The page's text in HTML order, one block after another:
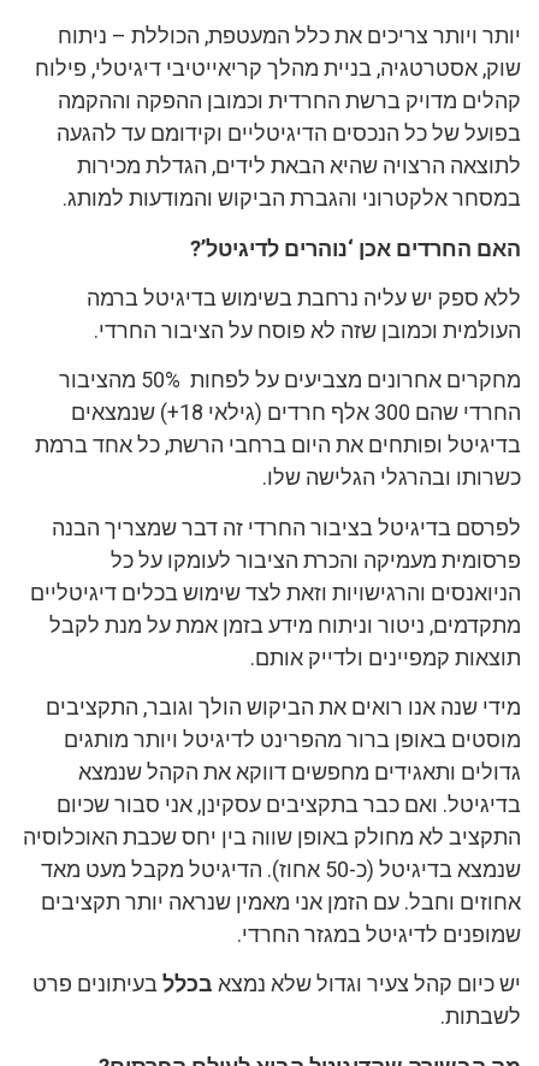
יותר ויותר צריכים את כלל המעטפת, הכוללת – ניתוח
שוק, אסטרטגיה, בניית מהלך קריאייטיבי דיגיטלי, פילוח
קהלים מדויק ברשת החרדית וכמובן ההפקה וההקמה
בפועל של כל הנכסים הדיגיטליים וקידומם עד להגעה
לתוצאה הרצויה שהיא הבאת לידים, הגדלת מכירות
במסחר אלקטרוני והגברת הביקוש והמודעות למותג.
האם החרדים אכן ‘נוהרים לדיגיטל’?
ללא ספק יש עליה נרחבת בשימוש בדיגיטל ברמה
העולמית וכמובן שזה לא פוסח על הציבור החרדי.
מחקרים אחרונים מצביעים על לפחות 50% מהציבור
החרדי שהם 300 אלף חרדים (גילאי 18+) שנמצאים
בדיגיטל ופותחים את היום ברחבי הרשת, כל אחד ברמת
כשרותו ובהרגלי הגלישה שלו.
לפרסם בדיגיטל בציבור החרדי זה דבר שמצריך הבנה
פרסומית מעמיקה והכרת הציבור לעומקו על כל
הניואנסים והרגישויות וזאת לצד שימוש בכלים דיגיטליים
מתקדמים, ניטור וניתוח מידע בזמן אמת על מנת לקבל
תוצאות קמפיינים ולדייק אותם.
מידי שנה אנו רואים את הביקוש הולך וגובר, התקציבים
מוסטים באופן ברור מהפרינט לדיגיטל ויותר מותגים
גדולים ותאגידים מחפשים דווקא את הקהל שנמצא
בדיגיטל. ואם כבר בתקציבים עסקינן, אני סבור שכיום
התקציב לא מחולק באופן שווה בין יחס שכבת האוכלוסיה
שנמצא בדיגיטל (כ-50 אחוז). הדיגיטל מקבל מעט מאד
אחוזים וחבל. עם הזמן אני מאמין שנראה יותר תקציבים
שמופנים לדיגיטל במגזר החרדי.
יש כיום קהל צעיר וגדול שלא נמצא בכללבעיתונים פרט
לשבתות.